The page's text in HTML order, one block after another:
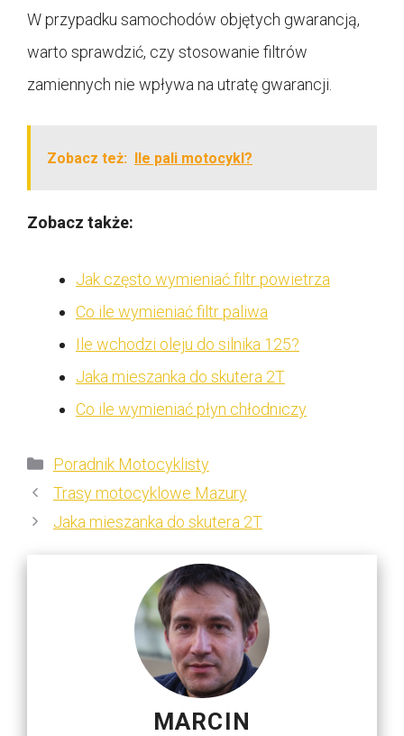
W przypadku samochodów objętych gwarancją,
warto sprawdzić, czy stosowanie filtrów
zamiennych nie wpływa na utratę gwarancji.
Zobacz też: Ile pali motocykl?
Zobacz także:
Jak często wymieniać filtr powietrza
Co ile wymieniać filtr paliwa
Ile wchodzi oleju do silnika 125?
Jaka mieszanka do skutera 2T
Co ile wymieniać płyn chłodniczy
Kategorie
Poradnik Motocyklisty
Trasy motocyklowe Mazury
Jaka mieszanka do skutera 2T
MARCIN